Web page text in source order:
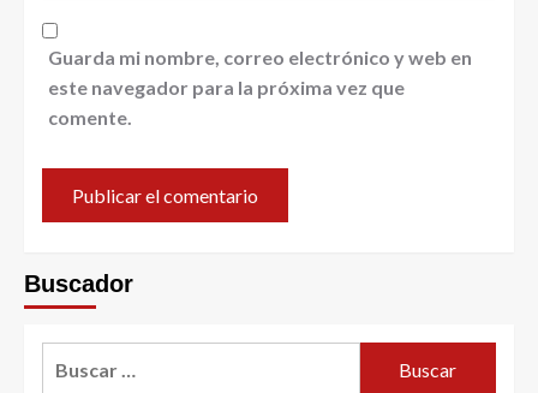
Guarda mi nombre, correo electrónico y web en
este navegador para la próxima vez que
comente.
Buscador